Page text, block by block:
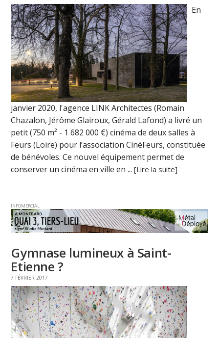
En
janvier 2020, l'agence LINK Architectes (Romain
Chazalon, Jérôme Glairoux, Gérald Lafond) a livré un
petit (750 m² - 1 682 000 €) cinéma de deux salles à
Feurs (Loire) pour l’association CinéFeurs, constituée
de bénévoles. Ce nouvel équipement permet de
conserver un cinéma en ville en ...[Lire la suite]
INFOMERCIAL
Gymnase lumineux à Saint-
Etienne ?
7 FÉVRIER 2017